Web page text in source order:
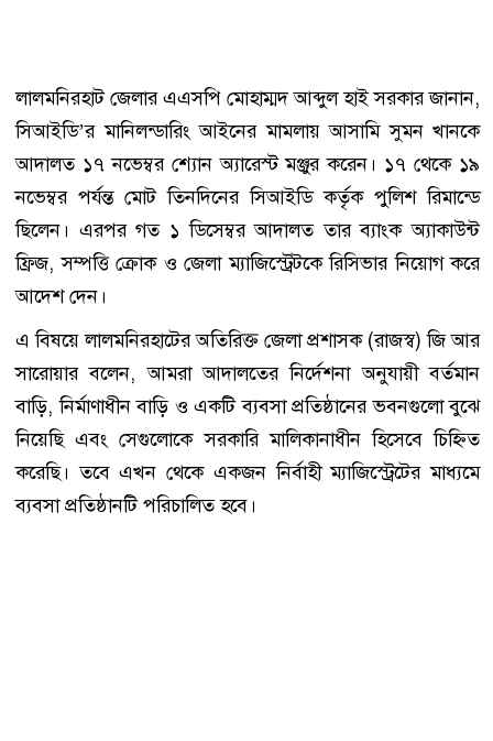
লালমনিরহাট জেলার এএসপি মোহাম্মদ আব্দুল হাই সরকার জানান,
সিআইডি’র মানিলন্ডারিং আইনের মামলায় আসামি সুমন খানকে
আদালত ১৭ নভেম্বর শ্যোন অ্যারেস্ট মঞ্জুর করেন। ১৭ থেকে ১৯
নভেম্বর পর্যন্ত মোট তিনদিনের সিআইডি কর্তৃক পুলিশ রিমান্ডে
ছিলেন। এরপর গত ১ ডিসেম্বর আদালত তার ব্যাংক অ্যাকাউন্ট
ফ্রিজ, সম্পত্তি ক্রোক ও জেলা ম্যাজিস্ট্রেটকে রিসিভার নিয়োগ করে
আদেশ দেন।
এ বিষয়ে লালমনিরহাটের অতিরিক্ত জেলা প্রশাসক (রাজস্ব) জি আর
সারোয়ার বলেন, আমরা আদালতের নির্দেশনা অনুযায়ী বর্তমান
বাড়ি, নির্মাণাধীন বাড়ি ও একটি ব্যবসা প্রতিষ্ঠানের ভবনগুলো বুঝে
নিয়েছি এবং সেগুলোকে সরকারি মালিকানাধীন হিসেবে চিহ্নিত
করেছি। তবে এখন থেকে একজন নির্বাহী ম্যাজিস্ট্রেটের মাধ্যমে
ব্যবসা প্রতিষ্ঠানটি পরিচালিত হবে।